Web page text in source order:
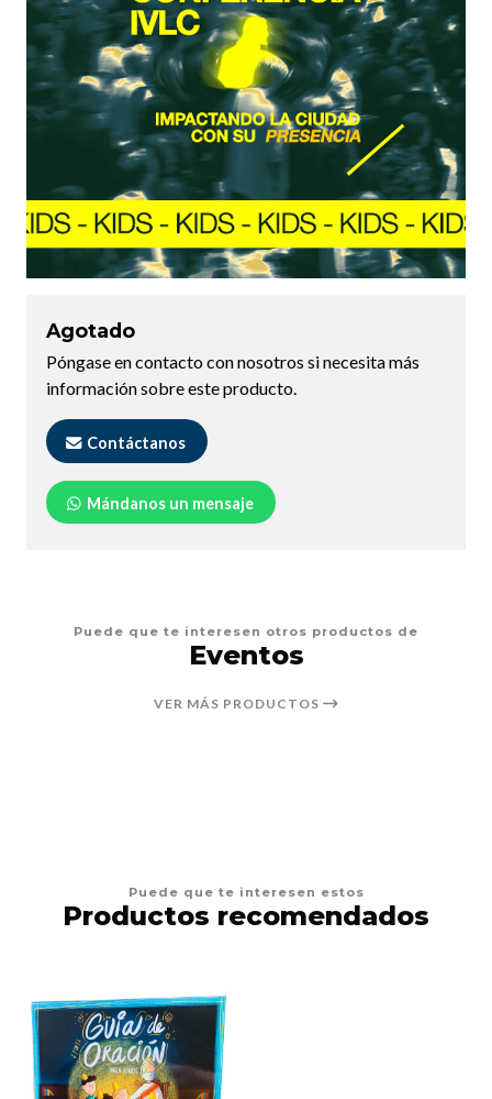
Agotado
Póngase en contacto con nosotros si necesita más
información sobre este producto.
Contáctanos
Mándanos un mensaje
Puede que te interesen otros productos de
Eventos
VER MÁS PRODUCTOS
Puede que te interesen estos
Productos recomendados